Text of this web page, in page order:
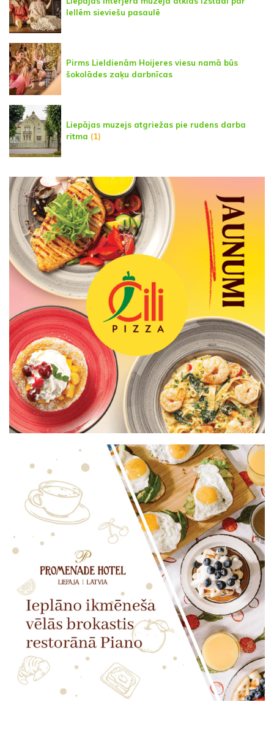
lellēm sieviešu pasaulē
Pirms Lieldienām Hoijeres viesu namā būs
šokolādes zaķu darbnīcas
Liepājas muzejs atgriežas pie rudens darba
ritma (1)